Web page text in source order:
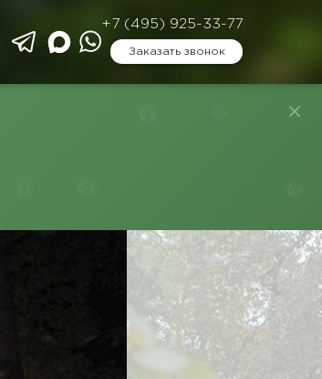
+7 (495) 925-33-77
Заказать звонок